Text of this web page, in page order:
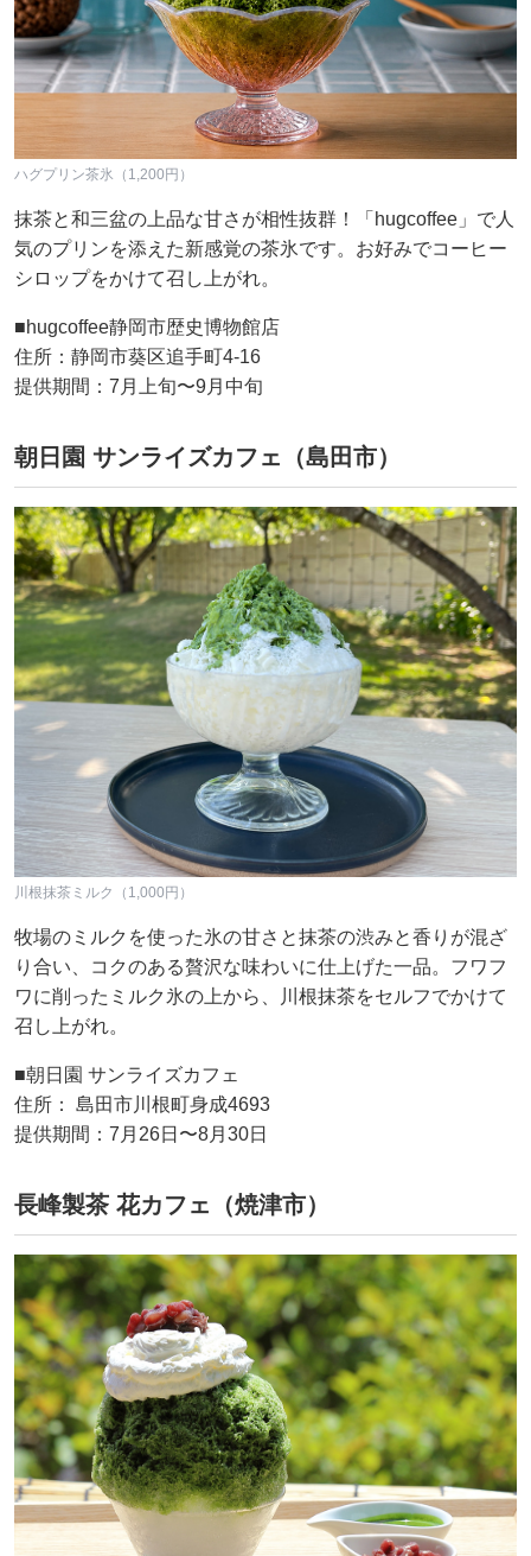
ハグプリン茶氷（1,200円）
抹茶と和三盆の上品な甘さが相性抜群！「hugcoffee」で人
気のプリンを添えた新感覚の茶氷です。お好みでコーヒー
シロップをかけて召し上がれ。
■hugcoffee静岡市歴史博物館店
住所：静岡市葵区追手町4-16
提供期間：7月上旬〜9月中旬
朝日園 サンライズカフェ（島田市）
川根抹茶ミルク（1,000円）
牧場のミルクを使った氷の甘さと抹茶の渋みと香りが混ざ
り合い、コクのある贅沢な味わいに仕上げた一品。フワフ
ワに削ったミルク氷の上から、川根抹茶をセルフでかけて
召し上がれ。
■朝日園 サンライズカフェ
住所： 島田市川根町身成4693
提供期間：7月26日〜8月30日
長峰製茶 花カフェ（焼津市）